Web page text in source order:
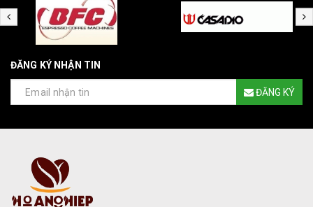
ĐĂNG KÝ NHẬN TIN
ĐĂNG KÝ